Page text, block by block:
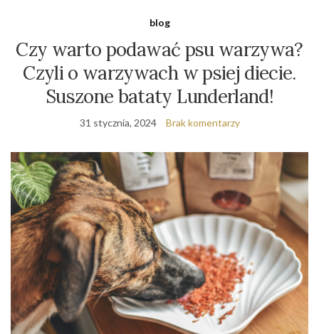
blog
Czy warto podawać psu warzywa?
Czyli o warzywach w psiej diecie.
Suszone bataty Lunderland!
31 stycznia, 2024 Brak komentarzy